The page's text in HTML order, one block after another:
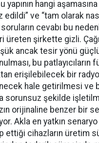
yapının hangi
edildi” ve “tam olarak
cevabı bu
üreten şirkette gizli.
ancak tesir yönü
bu patlayıcıların
erişilebilecek bir
hale getirilmesi ve
sorunsuz şekilde
orijinaline benzer bir
Akla en yatkın senaryo
ettiği cihazların üretim